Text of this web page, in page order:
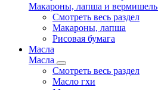
Макароны, лапша и вермишель
Смотреть весь раздел
Макароны, лапша
Рисовая бумага
Масла
Масла
Смотреть весь раздел
Масло гхи